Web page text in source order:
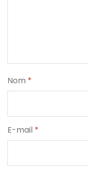
Nom *
E-mail *